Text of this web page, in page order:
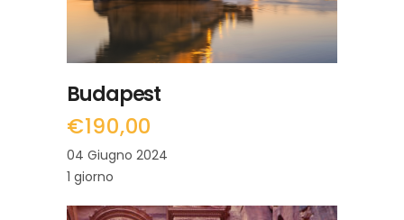
Budapest
€190,00
04 Giugno 2024
1 giorno